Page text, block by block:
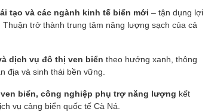
tạo và các ngành kinh tế biển mới – tận dụng lợi
trở thành trung tâm năng lượng sạch của cả
dịch vụ đô thị ven biển theo hướng xanh, thông
địa và sinh thái bền vững.
biển, công nghiệp phụ trợ năng lượng kết
vụ cảng biển quốc tế Cà Ná.